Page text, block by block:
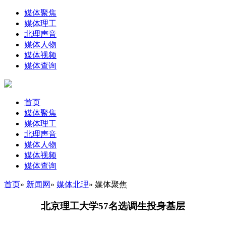
媒体聚焦
媒体理工
北理声音
媒体人物
媒体视频
媒体查询
首页
媒体聚焦
媒体理工
北理声音
媒体人物
媒体视频
媒体查询
首页» 新闻网 » 媒体北理» 媒体聚焦
北京理工大学57名选调生投身基层